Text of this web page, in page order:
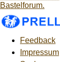
Bastelforum.
Feedback
Impressum